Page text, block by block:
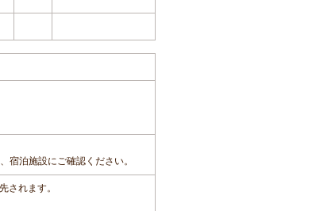
宿泊施設にご確認ください。
されます。